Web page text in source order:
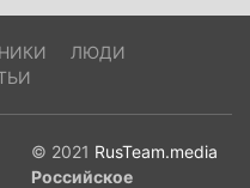
ЛЮДИ
© 2021 RusTeam.media
Российское